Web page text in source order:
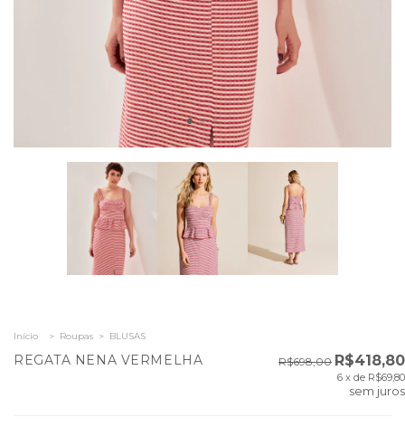
Início > Roupas > BLUSAS
REGATA NENA VERMELHA R$698,00 R$418,80
6 x de R$69,80
sem juros